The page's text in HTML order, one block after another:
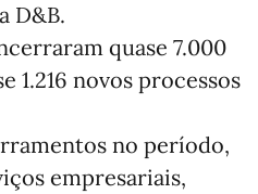
D&B.
quase 7.000
1.216 novos processos
no período,
empresariais,